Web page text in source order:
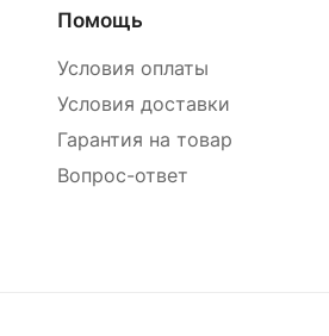
Помощь
Условия оплаты
Условия доставки
Гарантия на товар
Вопрос-ответ